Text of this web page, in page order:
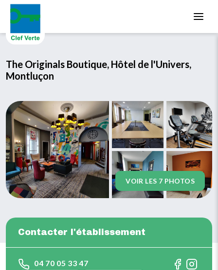
The Originals Boutique, Hôtel de l'Univers,
Montluçon
VOIR LES 7 PHOTOS
Contacter l'établissement
04 70 05 33 47